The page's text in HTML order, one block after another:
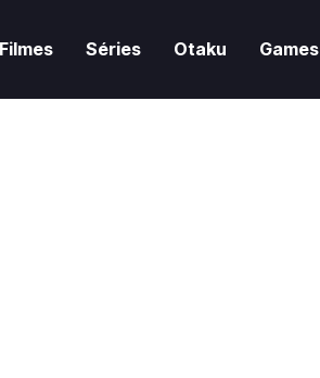
Filmes Séries Otaku Games